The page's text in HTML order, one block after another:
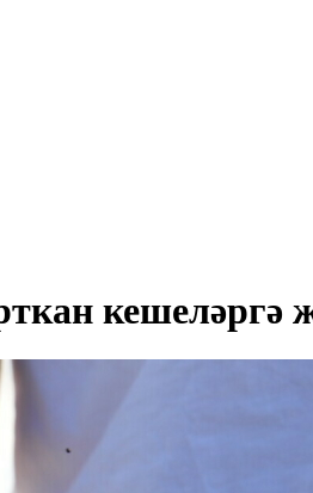
кешеләргә